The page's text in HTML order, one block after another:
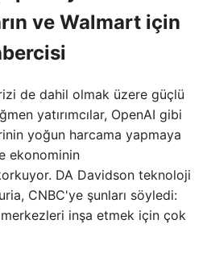
ve Walmart için
de dahil olmak üzere güçlü
yatırımcılar, OpenAI gibi
yoğun harcama yapmaya
ekonominin
DA Davidson teknoloji
CNBC'ye şunları söyledi:
inşa etmek için çok